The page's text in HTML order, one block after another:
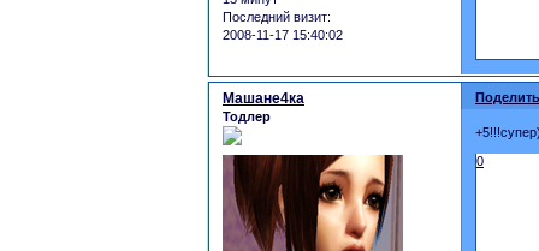
Последний визит:
2008-11-17 15:40:02
Машане4ка
Тодлер
0